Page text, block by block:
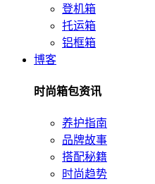
登机箱
托运箱
铝框箱
博客
时尚箱包资讯
养护指南
品牌故事
搭配秘籍
时尚趋势